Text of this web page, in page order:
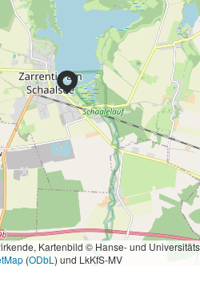
Kartenbild © Hanse- und
(ODbL ) und LkKfS-MV